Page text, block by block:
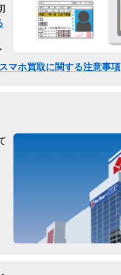
マホ買取に関する注意事項